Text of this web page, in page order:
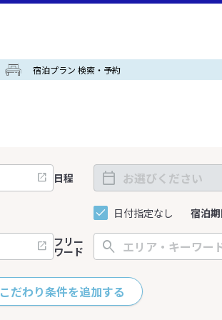
宿泊プラン 検索・予約
日程
日付指定なし 宿泊
フリー
ワード
こだわり条件を追加する